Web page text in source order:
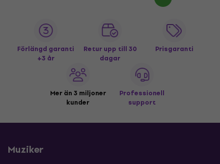
Förlängd garanti
+3 år
Retur upp till 30
dagar
Prisgaranti
Mer än 3 miljoner
kunder
Professionell
support
Muziker